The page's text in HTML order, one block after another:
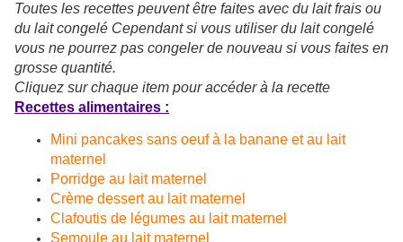
Toutes les recettes peuvent être faites avec du lait frais ou
du lait congelé Cependant si vous utiliser du lait congelé
vous ne pourrez pas congeler de nouveau si vous faites en
grosse quantité.
Cliquez sur chaque item pour accéder à la recette
Recettes alimentaires :
Mini pancakes sans oeuf à la banane et au lait
maternel
Porridge au lait maternel
Crème dessert au lait maternel
Clafoutis de légumes au lait maternel
Semoule au lait maternel